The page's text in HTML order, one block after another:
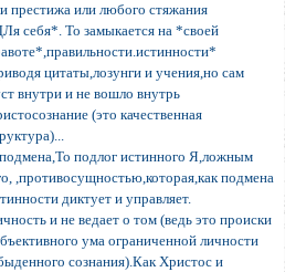
престижа или любого стяжания
себя*. То замыкается на *своей
цитаты,лозунги и учения,но сам
внутри и не вошло внутрь
(это качественная
подлог истинного Я,ложным
,противосущностью,которая,как подмена
диктует и управляет.
и не ведает о том (ведь это происки
ума ограниченной личности
сознания).Как Христос и